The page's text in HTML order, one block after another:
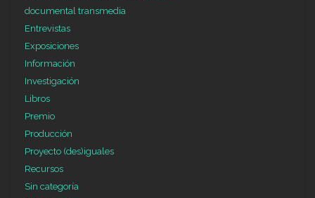
documental transmedia
Entrevistas
Exposiciones
Información
Investigación
Libros
Premio
Producción
Proyecto (des)iguales
Recursos
Sin categoría